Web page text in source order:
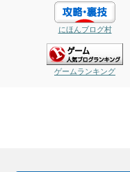
にほんブログ村
ゲームランキング